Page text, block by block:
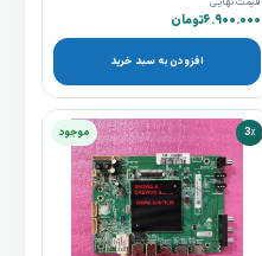
۶.۹۰۰.۰۰۰تومان
افزودن به سبد خرید
3٪ موجود